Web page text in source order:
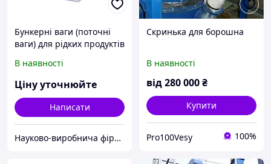
Бункерні ваги (поточні
ваги) для рідких продуктів
В наявності
Ціну уточнюйте
Написати
Науково-виробнича фірма "Сведа, Лтд"
Скринька для борошна
В наявності
від280 000₴
Купити
Pro100Vesy 100%